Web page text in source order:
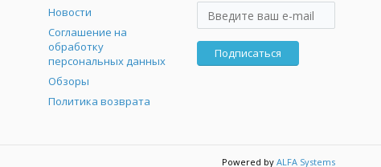
Новости
Соглашение на
обработку
персональных данных
Обзоры
Политика возврата
Подписаться
Powered by ALFA Systems